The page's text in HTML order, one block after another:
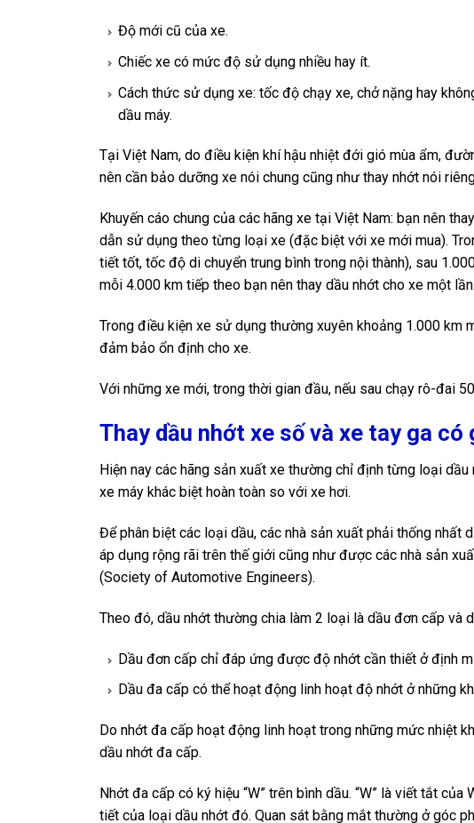
Độ mới cũ của xe.
Chiếc xe có mức độ sử dụng nhiều hay ít.
Cách thức sử dụng xe: tốc độ chạy xe, chở nặng hay
dầu máy.
Tại Việt Nam, do điều kiện khí hậu nhiệt đới gió mùa ẩm,
nên cần bảo dưỡng xe nói chung cũng như thay nhớt nói
Khuyến cáo chung của các hãng xe tại Việt Nam: bạn nên
dẫn sử dụng theo từng loại xe (đặc biệt với xe mới mua).
tiết tốt, tốc độ di chuyển trung bình trong nội thành), sau
mỗi 4.000 km tiếp theo bạn nên thay dầu nhớt cho xe một lần.
Trong điều kiện xe sử dụng thường xuyên khoảng 1.000 km
đảm bảo ổn định cho xe.
Với những xe mới, trong thời gian đầu, nếu sau chạy rô-đai
Thay dầu nhớt xe số và xe tay ga có
Hiện nay các hãng sản xuất xe thường chỉ định từng loại
xe máy khác biệt hoàn toàn so với xe hơi.
Để phân biệt các loại dầu, các nhà sản xuất phải thống nhất
áp dụng rộng rãi trên thế giới cũng như được các nhà sản
(Society of Automotive Engineers).
Theo đó, dầu nhớt thường chia làm 2 loại là dầu đơn cấp và
Dầu đơn cấp chỉ đáp ứng được độ nhớt cần thiết ở định
Dầu đa cấp có thể hoạt động linh hoạt độ nhớt ở những
Do nhớt đa cấp hoạt động linh hoạt trong những mức nhiệt
dầu nhớt đa cấp.
Nhớt đa cấp có ký hiệu “W” trên bình dầu. “W” là viết tắt
tiết của loại dầu nhớt đó. Quan sát bằng mắt thường ở góc